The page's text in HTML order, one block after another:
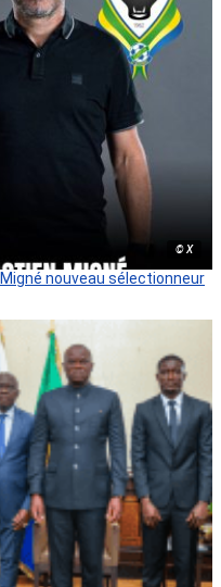
© X
nouveau sélectionneur